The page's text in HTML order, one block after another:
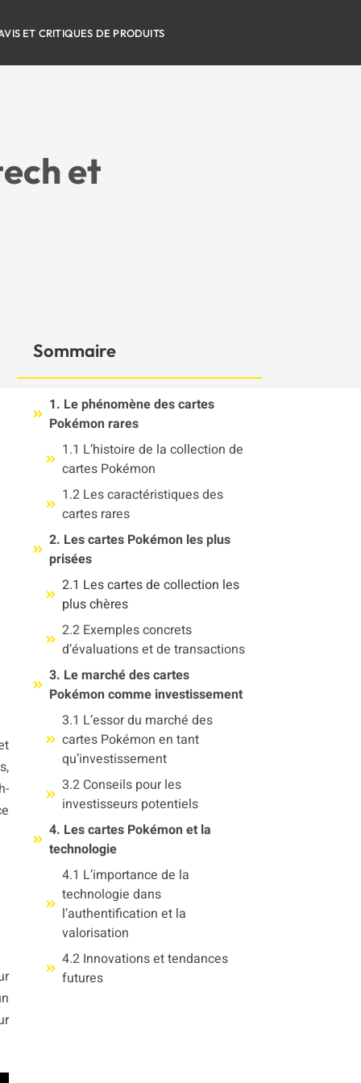
ET CRITIQUES DE PRODUITS
et
Sommaire
1. Le phénomène des cartes
Pokémon rares
1.1 L’histoire de la collection de
cartes Pokémon
1.2 Les caractéristiques des
cartes rares
2. Les cartes Pokémon les plus
prisées
2.1 Les cartes de collection les
plus chères
2.2 Exemples concrets
d’évaluations et de transactions
3. Le marché des cartes
Pokémon comme investissement
3.1 L’essor du marché des
cartes Pokémon en tant
qu’investissement
3.2 Conseils pour les
investisseurs potentiels
4. Les cartes Pokémon et la
technologie
4.1 L’importance de la
technologie dans
l’authentification et la
valorisation
4.2 Innovations et tendances
futures